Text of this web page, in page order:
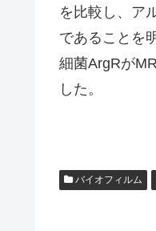
を比較し、ア
であることを
細菌ArgRが
した。
バイオフィルム